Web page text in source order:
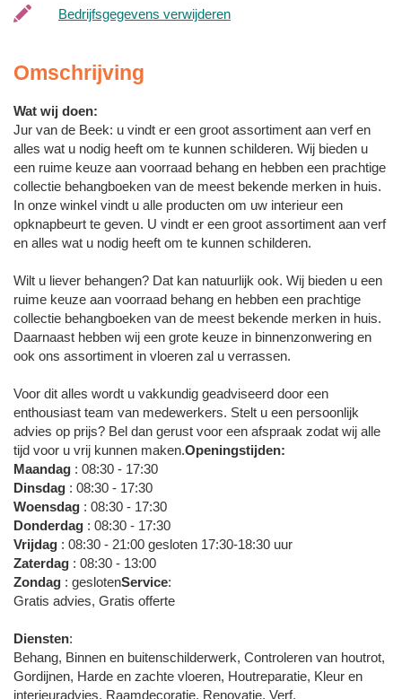
Bedrijfsgegevens verwijderen
Omschrijving
Wat wij doen:
Jur van de Beek: u vindt er een groot assortiment aan verf en
alles wat u nodig heeft om te kunnen schilderen. Wij bieden u
een ruime keuze aan voorraad behang en hebben een prachtige
collectie behangboeken van de meest bekende merken in huis.
In onze winkel vindt u alle producten om uw interieur een
opknapbeurt te geven. U vindt er een groot assortiment aan verf
en alles wat u nodig heeft om te kunnen schilderen.
Wilt u liever behangen? Dat kan natuurlijk ook. Wij bieden u een
ruime keuze aan voorraad behang en hebben een prachtige
collectie behangboeken van de meest bekende merken in huis.
Daarnaast hebben wij een grote keuze in binnenzonwering en
ook ons assortiment in vloeren zal u verrassen.
Voor dit alles wordt u vakkundig geadviseerd door een
enthousiast team van medewerkers. Stelt u een persoonlijk
advies op prijs? Bel dan gerust voor een afspraak zodat wij alle
tijd voor u vrij kunnen maken.Openingstijden:
Maandag : 08:30 - 17:30
Dinsdag : 08:30 - 17:30
Woensdag : 08:30 - 17:30
Donderdag : 08:30 - 17:30
Vrijdag : 08:30 - 21:00 gesloten 17:30-18:30 uur
Zaterdag : 08:30 - 13:00
Zondag : geslotenService:
Gratis advies, Gratis offerte
Diensten:
Behang, Binnen en buitenschilderwerk, Controleren van houtrot,
Gordijnen, Harde en zachte vloeren, Houtreparatie, Kleur en
interieuradvies, Raamdecoratie, Renovatie, Verf,